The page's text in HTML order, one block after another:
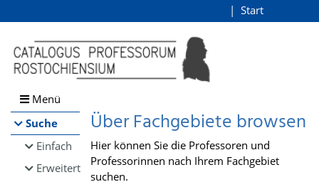
Browsen
direkt zum Inhalt
Start
Menü
Suche
Einfach
Erweitert
Über Fachgebiete browsen
Hier können Sie die Professoren und
Professorinnen nach Ihrem Fachgebiet
suchen.